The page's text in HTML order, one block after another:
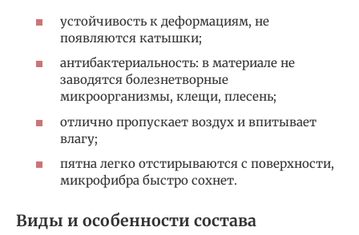
устойчивость к деформациям, не
появляются катышки;
антибактериальность: в материале не
заводятся болезнетворные
микроорганизмы, клещи, плесень;
отлично пропускает воздух и впитывает
влагу;
пятна легко отстирываются с поверхности,
микрофибра быстро сохнет.
Виды и особенности состава